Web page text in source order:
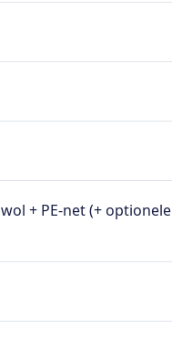
+ PE-net (+ optionele